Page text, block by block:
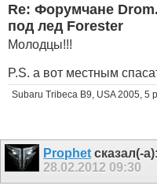
Re: Форумчане
под лед Forester
Молодцы!!!
P.S. а вот местным
Subaru Tribeca B9, USA 2005, 5
Prophet сказал(-а):
28.02.2012 09:30